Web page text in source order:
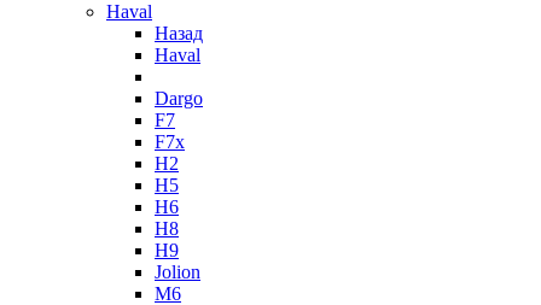
Haval
Назад
Haval
Dargo
F7
F7x
H2
H5
H6
H8
H9
Jolion
M6